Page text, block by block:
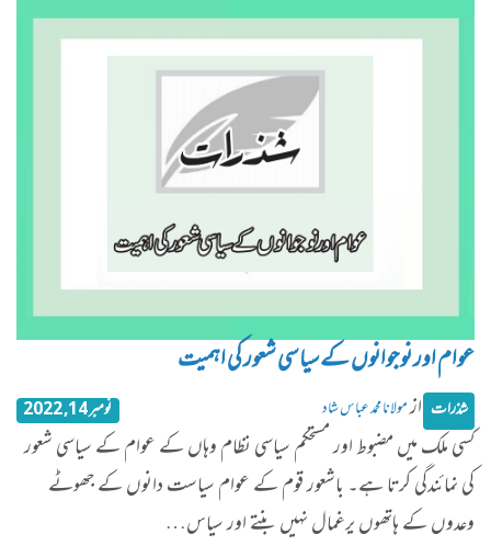
عوام اور نوجوانوں کے سیاسی شعور کی اہمیت
شذرات ازمولانا محمد عباس شاد نومبر 14, 2022
کسی ملک میں مضبوط اور مستحکم سیاسی نظام وہاں کے عوام کے سیاسی شعور
کی نمائندگی کرتا ہے۔ باشعور قوم کے عوام سیاست دانوں کے جھوٹے
وعدوں کے ہاتھوں یرغمال نہیں بنتے اور سیاس…